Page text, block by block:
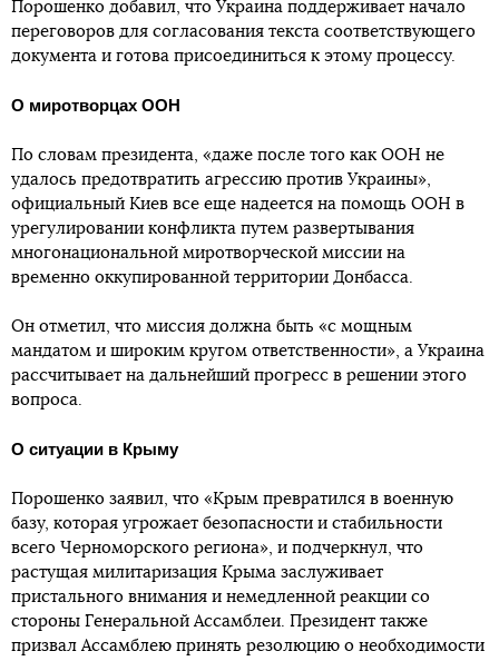
Порошенко добавил, что Украина поддерживает начало
переговоров для согласования текста соответствующего
документа и готова присоединиться к этому процессу.
О миротворцах ООН
По словам президента, «даже после того как ООН не
удалось предотвратить агрессию против Украины»,
официальный Киев все еще надеется на помощь ООН в
урегулировании конфликта путем развертывания
многонациональной миротворческой миссии на
временно оккупированной территории Донбасса.
Он отметил, что миссия должна быть «с мощным
мандатом и широким кругом ответственности», а Украина
рассчитывает на дальнейший прогресс в решении этого
вопроса.
О ситуации в Крыму
Порошенко заявил, что «Крым превратился в военную
базу, которая угрожает безопасности и стабильности
всего Черноморского региона», и подчеркнул, что
растущая милитаризация Крыма заслуживает
пристального внимания и немедленной реакции со
стороны Генеральной Ассамблеи. Президент также
призвал Ассамблею принять резолюцию о необходимости